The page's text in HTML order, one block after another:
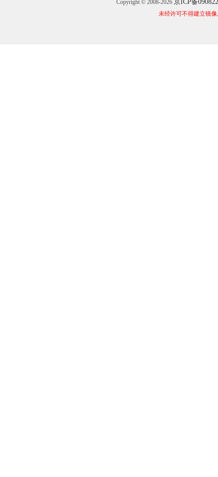
Copyright © 2008-2026 京ICP备
未经许可不得建立镜